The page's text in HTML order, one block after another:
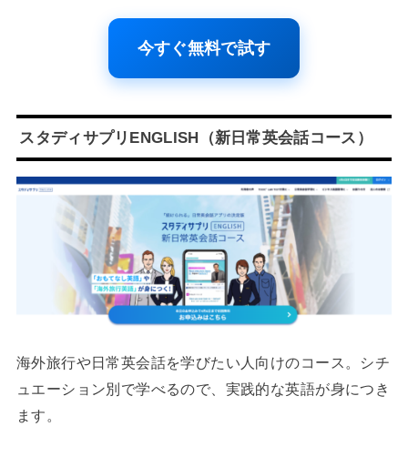
今すぐ無料で試す
スタディサプリENGLISH（新日常英会話コース）
海外旅行や日常英会話を学びたい人向けのコース。シチ
ュエーション別で学べるので、実践的な英語が身につき
ます。